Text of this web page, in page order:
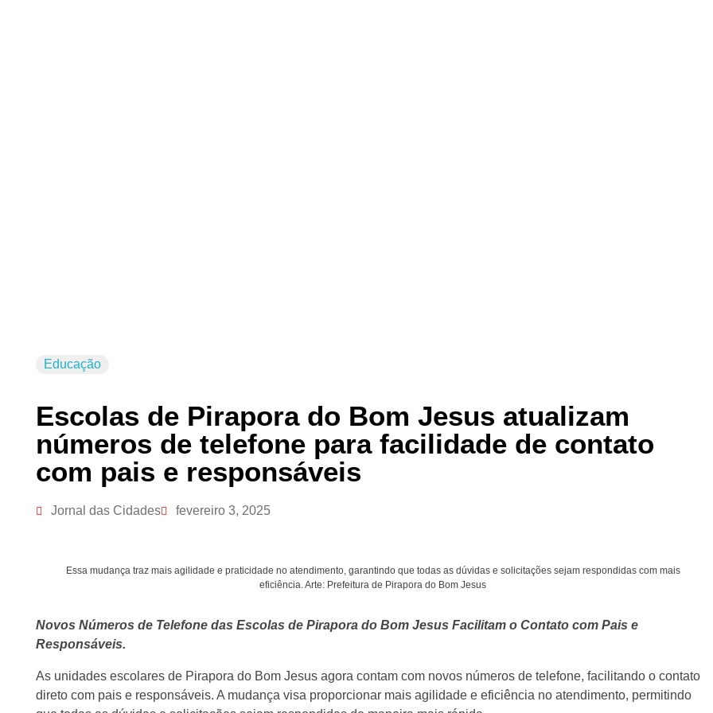
Educação
Escolas de Pirapora do Bom Jesus atualizam
números de telefone para facilidade de contato
com pais e responsáveis
Jornal das Cidades fevereiro 3, 2025
Essa mudança traz mais agilidade e praticidade no atendimento, garantindo que todas as dúvidas e solicitações sejam respondidas com mais
eficiência. Arte: Prefeitura de Pirapora do Bom Jesus
Novos Números de Telefone das Escolas de Pirapora do Bom Jesus Facilitam o Contato com Pais e
Responsáveis.
As unidades escolares de Pirapora do Bom Jesus agora contam com novos números de telefone, facilitando o contato
direto com pais e responsáveis. A mudança visa proporcionar mais agilidade e eficiência no atendimento, permitindo